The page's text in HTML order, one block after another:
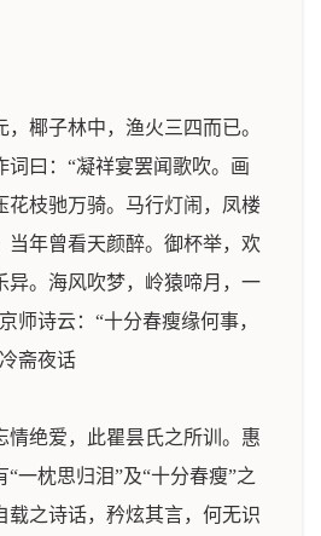
椰子林中，渔火三四而已。
词曰：“凝祥宴罢闻歌吹。画
花枝驰万骑。马行灯闹，凤楼
当年曾看天颜醉。御杯举，欢
异。海风吹梦，岭猿啼月，一
师诗云：“十分春瘦缘何事，
冷斋夜话
绝爱，此瞿昙氏之所训。惠
一枕思归泪”及“十分春瘦”之
载之诗话，矜炫其言，何无识